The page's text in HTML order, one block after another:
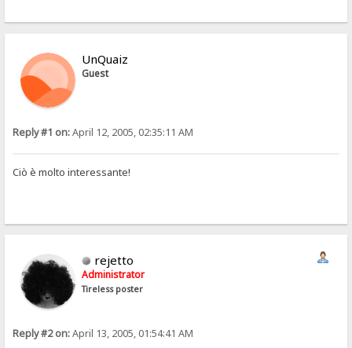
UnQuaiz
Guest
Reply #1 on:April 12, 2005, 02:35:11 AM
Ciò è molto interessante!
rejetto
Administrator
Tireless poster
Reply #2 on:April 13, 2005, 01:54:41 AM